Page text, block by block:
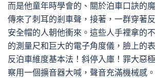
而是他童年時學會的、關於泊車口訣的
傳來了刺耳的剎車聲，接著，一群穿著
安全帽的人朝他衝來。這些人手裡拿的
的測量尺和巨大的電子角度儀，臉上的
反泊車維度基本法！斜停入庫！罪大惡
察用一個擴音器大喊，聲音充滿機械感